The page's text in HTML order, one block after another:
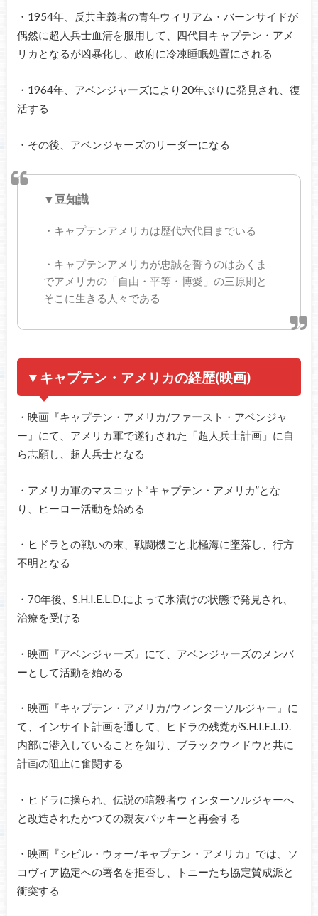
・1954年、反共主義者の青年ウィリアム・バーンサイドが
偶然に超人兵士血清を服用して、四代目キャプテン・アメ
リカとなるが凶暴化し、政府に冷凍睡眠処置にされる
・1964年、アベンジャーズにより20年ぶりに発見され、復
活する
・その後、アベンジャーズのリーダーになる
▼豆知識
・キャプテンアメリカは歴代六代目までいる
・キャプテンアメリカが忠誠を誓うのはあくま
でアメリカの「自由・平等・博愛」の三原則と
そこに生きる人々である
▼キャプテン・アメリカの経歴(映画)
・映画『キャプテン・アメリカ/ファースト・アベンジャ
ー』にて、アメリカ軍で遂行された「超人兵士計画」に自
ら志願し、超人兵士となる
・アメリカ軍のマスコット“キャプテン・アメリカ”とな
り、ヒーロー活動を始める
・ヒドラとの戦いの末、戦闘機ごと北極海に墜落し、行方
不明となる
・70年後、S.H.I.E.L.D.によって氷漬けの状態で発見され、
治療を受ける
・映画『アベンジャーズ』にて、アベンジャーズのメンバ
ーとして活動を始める
・映画『キャプテン・アメリカ/ウィンターソルジャー』に
て、インサイト計画を通して、ヒドラの残党がS.H.I.E.L.D.
内部に潜入していることを知り、ブラックウィドウと共に
計画の阻止に奮闘する
・ヒドラに操られ、伝説の暗殺者ウィンターソルジャーへ
と改造されたかつての親友バッキーと再会する
・映画『シビル・ウォー/キャプテン・アメリカ』では、ソ
コヴィア協定への署名を拒否し、トニーたち協定賛成派と
衝突する